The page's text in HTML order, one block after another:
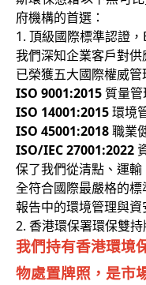
府機構的首選：
1. 頂級國際標準認證
我們深知企業客戶對
已榮獲五大國際權威管
ISO 9001:2015 質量
ISO 14001:2015環境
ISO 45001:2018職業
ISO/IEC 27001:2022
保了我們從清點、運
全符合國際最嚴格的
報告中的環境管理與資
2. 香港環保署環保雙
我們持有香港環境
物處置牌照，是市